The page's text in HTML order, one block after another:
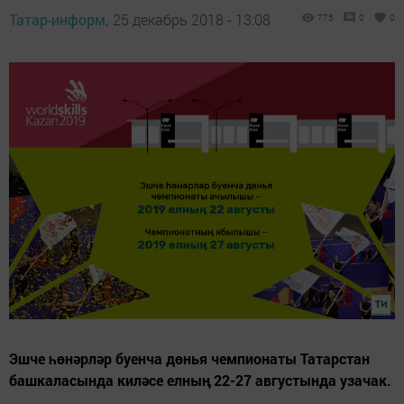
Татар-информ, 25 декабрь 2018 - 13:08 775 0 0
Эшче һөнәрләр буенча дөнья чемпионаты Татарстан
башкаласында киләсе елның 22-27 августында узачак.